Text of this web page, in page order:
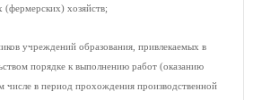
(фермерских) хозяйств;
учреждений образования, привлекаемых в
порядке к выполнению работ (оказанию
числе в период прохождения производственной